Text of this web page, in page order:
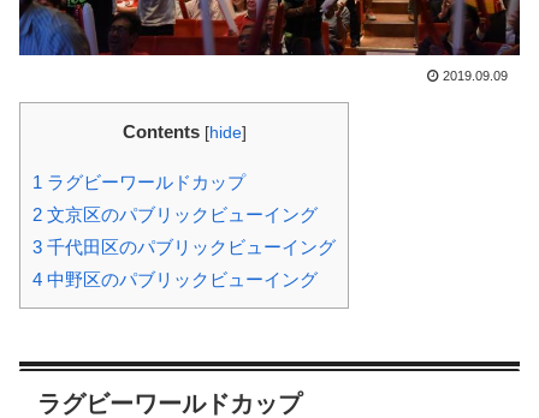
2019.09.09
Contents [hide]
1 ラグビーワールドカップ
2 文京区のパブリックビューイング
3 千代田区のパブリックビューイング
4 中野区のパブリックビューイング
ラグビーワールドカップ